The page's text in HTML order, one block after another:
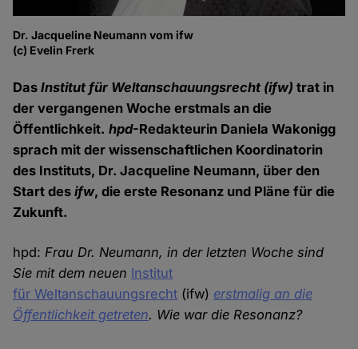
Dr. Jacqueline Neumann vom ifw
(c) Evelin Frerk
DasInstitut für Weltanschauungsrecht (ifw)trat in
der vergangenen Woche erstmals an die
Öffentlichkeit.hpd-Redakteurin Daniela Wakonigg
sprach mit der wissenschaftlichen Koordinatorin
des Instituts, Dr. Jacqueline Neumann, über den
Start desifw, die erste Resonanz und Pläne für die
Zukunft.
hpd: Frau Dr. Neumann, in der letzten Woche sind
Sie mit dem neuen Institut
für Weltanschauungsrecht (ifw) erstmalig an die
Öffentlichkeit getreten. Wie war die Resonanz?